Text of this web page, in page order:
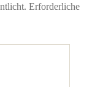
Erforderliche